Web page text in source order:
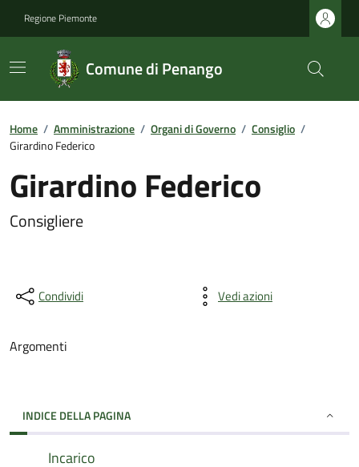
Regione Piemonte
Comune di Penango
Home / Amministrazione / Organi di Governo / Consiglio /
Girardino Federico
Girardino Federico
Consigliere
Condividi Vedi azioni
Argomenti
INDICE DELLA PAGINA
Incarico